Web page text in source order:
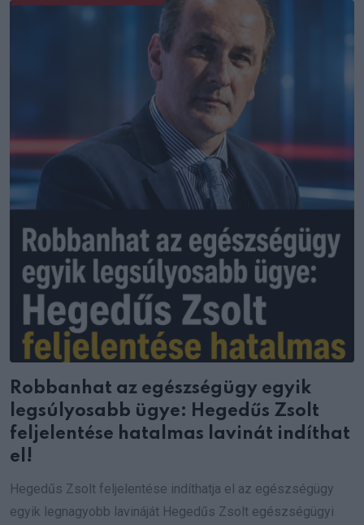
Robbanhat az egészségügy egyik
legsúlyosabb ügye: Hegedűs Zsolt
feljelentése hatalmas lavinát indíthat
el!
Hegedűs Zsolt feljelentése indíthatja el az egészségügy
egyik legnagyobb lavináját Hegedűs Zsolt egészségügyi